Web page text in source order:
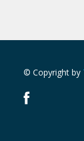
© Copyright by